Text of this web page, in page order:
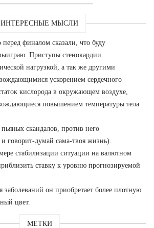
ИНТЕРЕСНЫЕ МЫСЛИ
финалом сказали, что буду
Приступы стенокардии
нагрузкой, а так же другими
ускорением сердечного
кислорода в окружающем воздухе,
повышением температуры тела
скандалов, против него
и говорит-думай сама-твоя жизнь).
стабилизации ситуации на валютном
ставку к уровню прогнозируемой
заболеваний он приобретает более плотную
цвет.
МЕТКИ